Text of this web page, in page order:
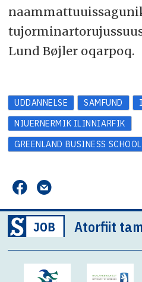
Lund Bøjler oqarpoq.
UDDANNELSE SAMFUND
NIUERNERMIK ILINNIARFIK
GREENLAND BUSINESS SCHOOL
Atorfiit